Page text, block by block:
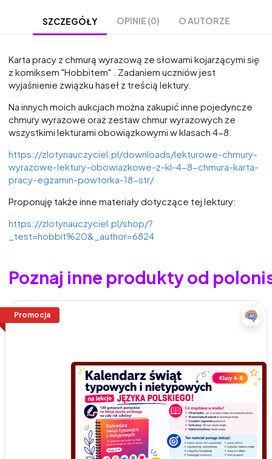
SZCZEGÓŁY OPINIE (0) O AUTORZE
Karta pracy z chmurą wyrazową ze słowami kojarzącymi się
z komiksem "Hobbitem" . Zadaniem uczniów jest
wyjaśnienie związku haseł z treścią lektury.
Na innych moich aukcjach można zakupić inne pojedyncze
chmury wyrazowe oraz zestaw chmur wyrazowych ze
wszystkimi lekturami obowiązkowymi w klasach 4-8:
https://zlotynauczyciel.pl/downloads/lekturowe-chmury-
wyrazowe-lektury-obowiazkowe-z-kl-4-8-chmura-karta-
pracy-egzamin-powtorka-18-str/
Proponuję także inne materiały dotyczące tej lektury:
https://zlotynauczyciel.pl/shop/?
_test=hobbit%20&_author=6824
Poznaj inne produkty od
Promocja